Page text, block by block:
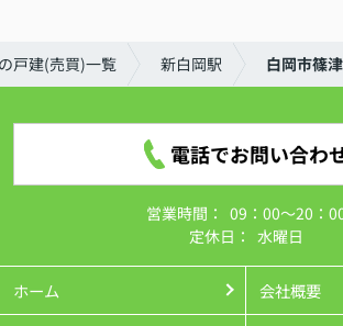
戸建(売買)一覧 新白岡駅 白岡市篠
電話でお問い合わ
営業時間： 09：00～20：
定休日： 水曜日
ホーム 会社概要